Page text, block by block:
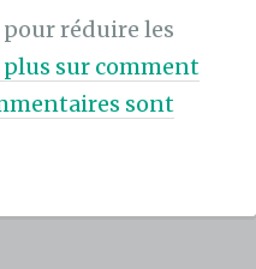
réduire les
plus sur comment
sont